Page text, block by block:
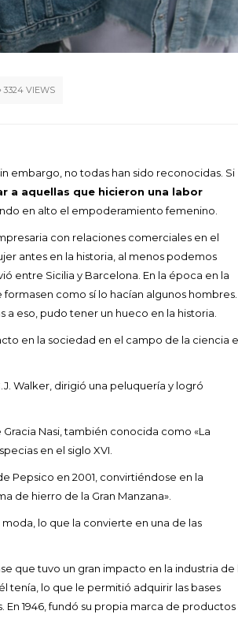
3324 VIEWS
embargo, no todas han sido reconocidas. Si
a aquellas que hicieron una labor
en alto el empoderamiento femenino.
con relaciones comerciales en el
antes en la historia, al menos podemos
entre Sicilia y Barcelona. En la época en la
como sí lo hacían algunos hombres.
eso, pudo tener un hueco en la historia.
en la sociedad en el campo de la ciencia e
Walker, dirigió una peluquería y logró
Nasi, también conocida como «La
en el siglo XVI.
Pepsico en 2001, convirtiéndose en la
de hierro de la Gran Manzana».
lo que la convierte en una de las
que tuvo un gran impacto en la industria de
tenía, lo que le permitió adquirir las bases
En 1946, fundó su propia marca de productos
por la
16, 2023